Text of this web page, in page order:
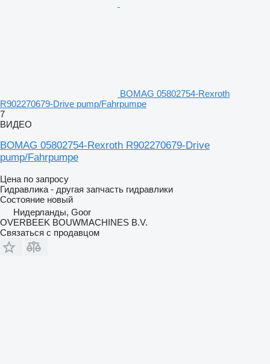
BOMAG 05802754-Rexroth
R902270679-Drive pump/Fahrpumpe
7
ВИДЕО
BOMAG 05802754-Rexroth R902270679-Drive
pump/Fahrpumpe
Цена по запросу
Гидравлика - другая запчасть гидравлики
Состояние новый
Нидерланды, Goor
OVERBEEK BOUWMACHINES B.V.
Связаться с продавцом